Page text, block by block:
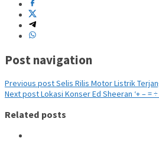
Post navigation
Previous postSelis Rilis Motor Listrik
Next postLokasi Konser Ed Sheeran ‘+ –
Related posts